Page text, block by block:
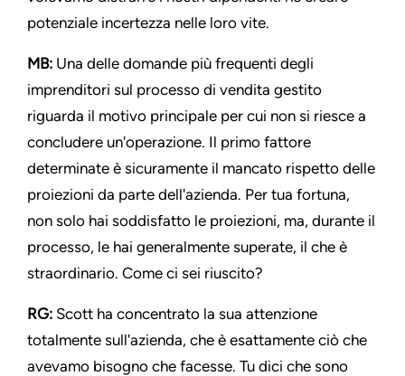
potenziale incertezza nelle loro vite.
MB: Una delle domande più frequenti degli
imprenditori sul processo di vendita gestito
riguarda il motivo principale per cui non si riesce a
concludere un'operazione. Il primo fattore
determinate è sicuramente il mancato rispetto delle
proiezioni da parte dell'azienda. Per tua fortuna,
non solo hai soddisfatto le proiezioni, ma, durante il
processo, le hai generalmente superate, il che è
straordinario. Come ci sei riuscito?
RG: Scott ha concentrato la sua attenzione
totalmente sull'azienda, che è esattamente ciò che
avevamo bisogno che facesse. Tu dici che sono